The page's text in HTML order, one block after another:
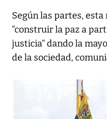
Según las partes,
“construir la paz a
justicia” dando la
de la sociedad,